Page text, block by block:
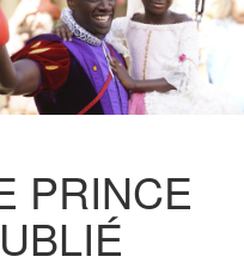
PRINCE